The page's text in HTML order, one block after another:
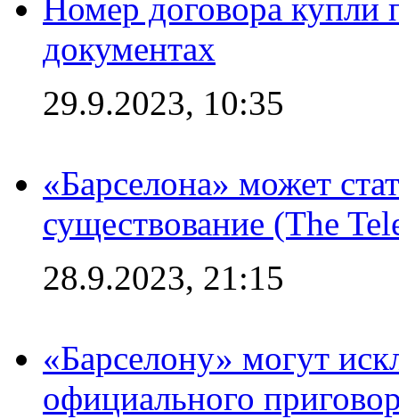
Номер договора купли
документах
29.9.2023, 10:35
«Барселона» может
существование (The
28.9.2023, 21:15
«Барселону» могут
официального